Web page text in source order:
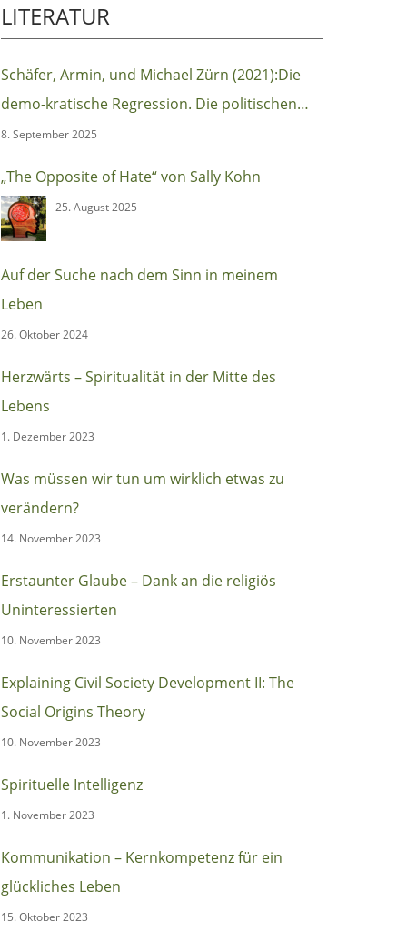
LITERATUR
Schäfer, Armin, und Michael Zürn (2021):Die
demo-kratische Regression. Die politischen
Ursachen des autoritären Populismus
8. September 2025
„The Opposite of Hate“ von Sally Kohn
25. August 2025
Auf der Suche nach dem Sinn in meinem
Leben
26. Oktober 2024
Herzwärts – Spiritualität in der Mitte des
Lebens
1. Dezember 2023
Was müssen wir tun um wirklich etwas zu
verändern?
14. November 2023
Erstaunter Glaube – Dank an die religiös
Uninteressierten
10. November 2023
Explaining Civil Society Development II: The
Social Origins Theory
10. November 2023
Spirituelle Intelligenz
1. November 2023
Kommunikation – Kernkompetenz für ein
glückliches Leben
15. Oktober 2023